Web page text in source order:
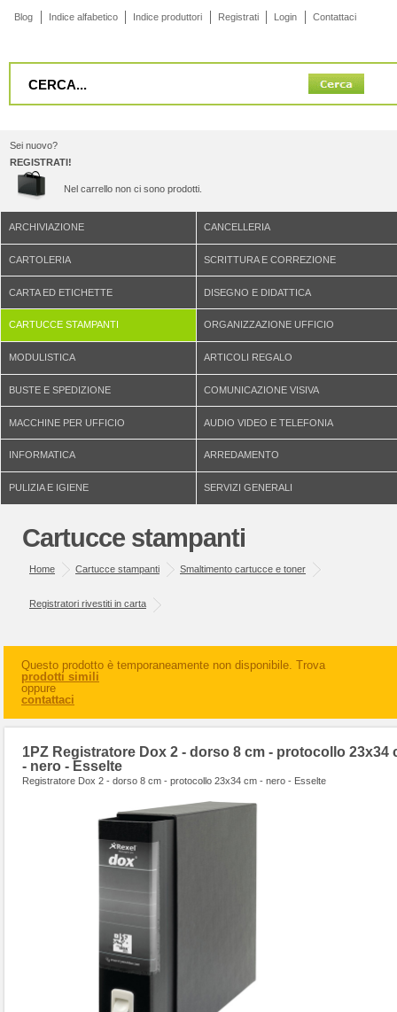
Blog Indice alfabetico Indice produttori Registrati Login Contattaci
Sei nuovo?
REGISTRATI!
Nel carrello non ci sono prodotti.
ARCHIVIAZIONE CANCELLERIA
CARTOLERIA SCRITTURA E CORREZIONE
CARTA ED ETICHETTE DISEGNO E DIDATTICA
CARTUCCE STAMPANTI ORGANIZZAZIONE UFFICIO
MODULISTICA ARTICOLI REGALO
BUSTE E SPEDIZIONE COMUNICAZIONE VISIVA
MACCHINE PER UFFICIO AUDIO VIDEO E TELEFONIA
INFORMATICA ARREDAMENTO
PULIZIA E IGIENE SERVIZI GENERALI
Cartucce stampanti
Home Cartucce stampanti Smaltimento cartucce e toner
Registratori rivestiti in carta
Questo prodotto è temporaneamente non disponibile. Trova
prodotti simili
oppure
contattaci
1PZ Registratore Dox 2 - dorso 8 cm - protocollo 23x34
- nero - Esselte
Registratore Dox 2 - dorso 8 cm - protocollo 23x34 cm - nero - Esselte